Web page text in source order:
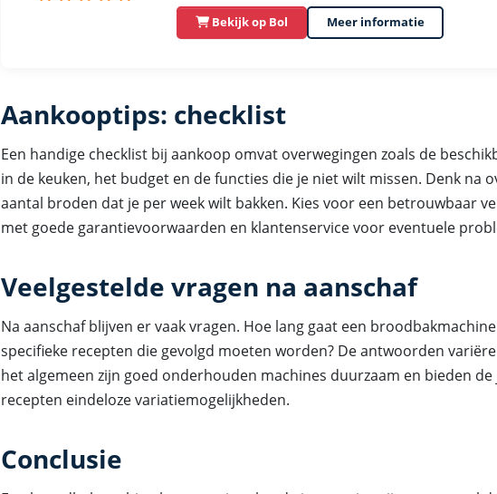
Bekijk op Bol Meer informatie
Aankooptips: checklist
Een handige checklist bij aankoop omvat overwegingen zoals de
in de keuken, het budget en de functies die je niet wilt missen. Denk na
aantal broden dat je per week wilt bakken. Kies voor een betrouwbaar
met goede garantievoorwaarden en klantenservice voor eventuele
Veelgestelde vragen na aanschaf
Na aanschaf blijven er vaak vragen. Hoe lang gaat een
specifieke recepten die gevolgd moeten worden? De antwoorden
het algemeen zijn goed onderhouden machines duurzaam en bieden
recepten eindeloze variatiemogelijkheden.
Conclusie